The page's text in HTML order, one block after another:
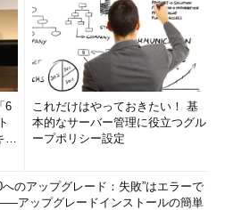
ィレクトリ設計の両方が必要とな
ータが同居するために、このデー
ちメタデータをどう管理していく
用できず、ビッグデータ基盤の貴
つぶすだけになってしまいます。
も重要な項目ですが、上記の4項目
6
ュ
これだけはやっておきたい！ 基
本的なサーバー管理に役立つグル
ープポリシー設定
へのアップグレード：失敗”はエラーで
アップグレードインストールの簡単